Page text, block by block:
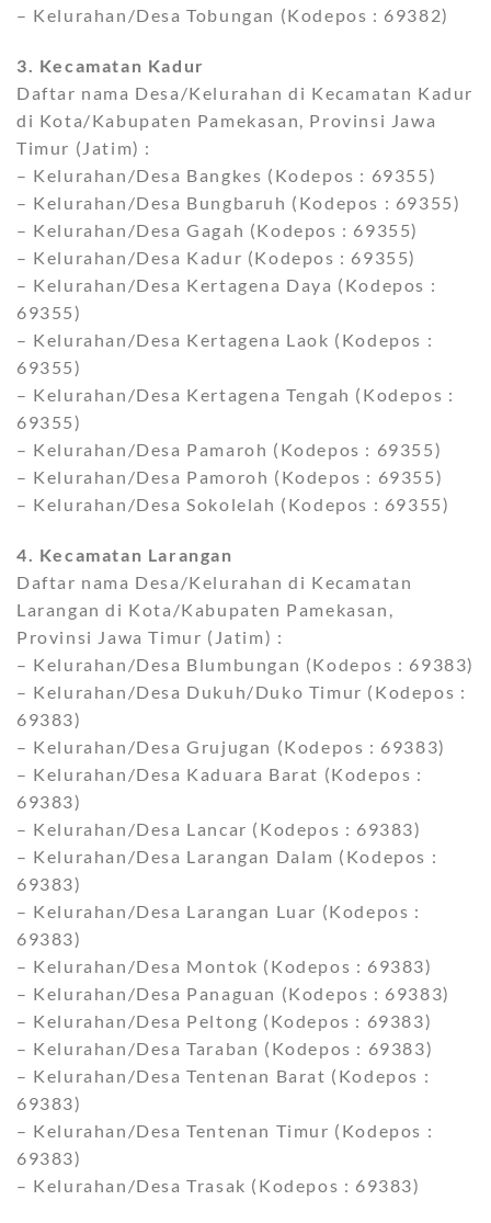
– Kelurahan/Desa Tobungan (Kodepos : 69382)
3. Kecamatan Kadur
Daftar nama Desa/Kelurahan di Kecamatan Kadur
di Kota/Kabupaten Pamekasan, Provinsi Jawa
Timur (Jatim) :
– Kelurahan/Desa Bangkes (Kodepos : 69355)
– Kelurahan/Desa Bungbaruh (Kodepos : 69355)
– Kelurahan/Desa Gagah (Kodepos : 69355)
– Kelurahan/Desa Kadur (Kodepos : 69355)
– Kelurahan/Desa Kertagena Daya (Kodepos :
69355)
– Kelurahan/Desa Kertagena Laok (Kodepos :
69355)
– Kelurahan/Desa Kertagena Tengah (Kodepos :
69355)
– Kelurahan/Desa Pamaroh (Kodepos : 69355)
– Kelurahan/Desa Pamoroh (Kodepos : 69355)
– Kelurahan/Desa Sokolelah (Kodepos : 69355)
4. Kecamatan Larangan
Daftar nama Desa/Kelurahan di Kecamatan
Larangan di Kota/Kabupaten Pamekasan,
Provinsi Jawa Timur (Jatim) :
– Kelurahan/Desa Blumbungan (Kodepos : 69383)
– Kelurahan/Desa Dukuh/Duko Timur (Kodepos :
69383)
– Kelurahan/Desa Grujugan (Kodepos : 69383)
– Kelurahan/Desa Kaduara Barat (Kodepos :
69383)
– Kelurahan/Desa Lancar (Kodepos : 69383)
– Kelurahan/Desa Larangan Dalam (Kodepos :
69383)
– Kelurahan/Desa Larangan Luar (Kodepos :
69383)
– Kelurahan/Desa Montok (Kodepos : 69383)
– Kelurahan/Desa Panaguan (Kodepos : 69383)
– Kelurahan/Desa Peltong (Kodepos : 69383)
– Kelurahan/Desa Taraban (Kodepos : 69383)
– Kelurahan/Desa Tentenan Barat (Kodepos :
69383)
– Kelurahan/Desa Tentenan Timur (Kodepos :
69383)
– Kelurahan/Desa Trasak (Kodepos : 69383)